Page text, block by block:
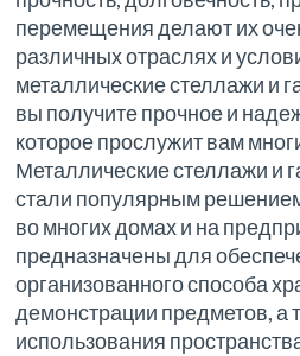
перемещения делают их
различных отраслях и
металлические стеллажи и
вы получите прочное и
которое прослужит вам
Металлические стеллажи и
стали популярным
во многих домах и на
предназначены для
организованного способа
демонстрации предметов, а
использования